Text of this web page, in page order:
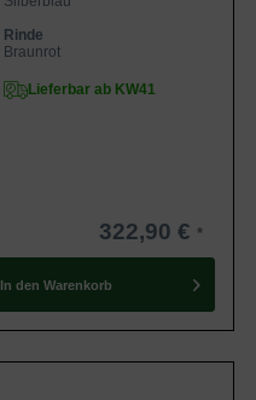
Rinde
Braunrot
Lieferbar ab KW41
322,90 €
In den Warenkorb